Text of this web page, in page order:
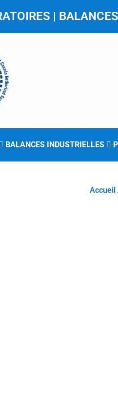
|
BALANCES INDUSTRIELLES
Accueil